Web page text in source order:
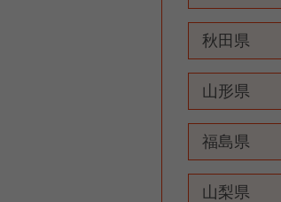
秋田県
山形県
福島県
山梨県